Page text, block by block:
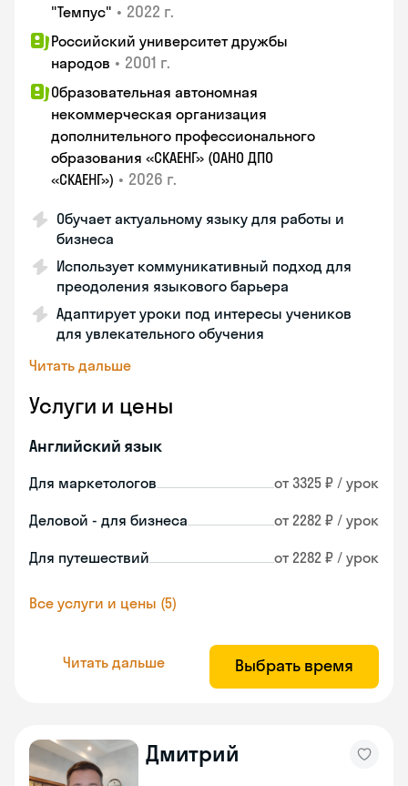
"Темпус" • 2022 г.
Российский университет дружбы
народов • 2001 г.
Образовательная автономная
некоммерческая организация
дополнительного профессионального
образования «СКАЕНГ» (ОАНО ДПО
«СКАЕНГ») • 2026 г.
Обучает актуальному языку для работы и
бизнеса
Использует коммуникативный подход для
преодоления языкового барьера
Адаптирует уроки под интересы учеников
для увлекательного обучения
Читать дальше
Услуги и цены
Английский язык
Для маркетологов от 3325 ₽ / урок
Деловой - для бизнеса от 2282 ₽ / урок
Для путешествий от 2282 ₽ / урок
Все услуги и цены (5)
Читать дальше Выбрать время
Дмитрий